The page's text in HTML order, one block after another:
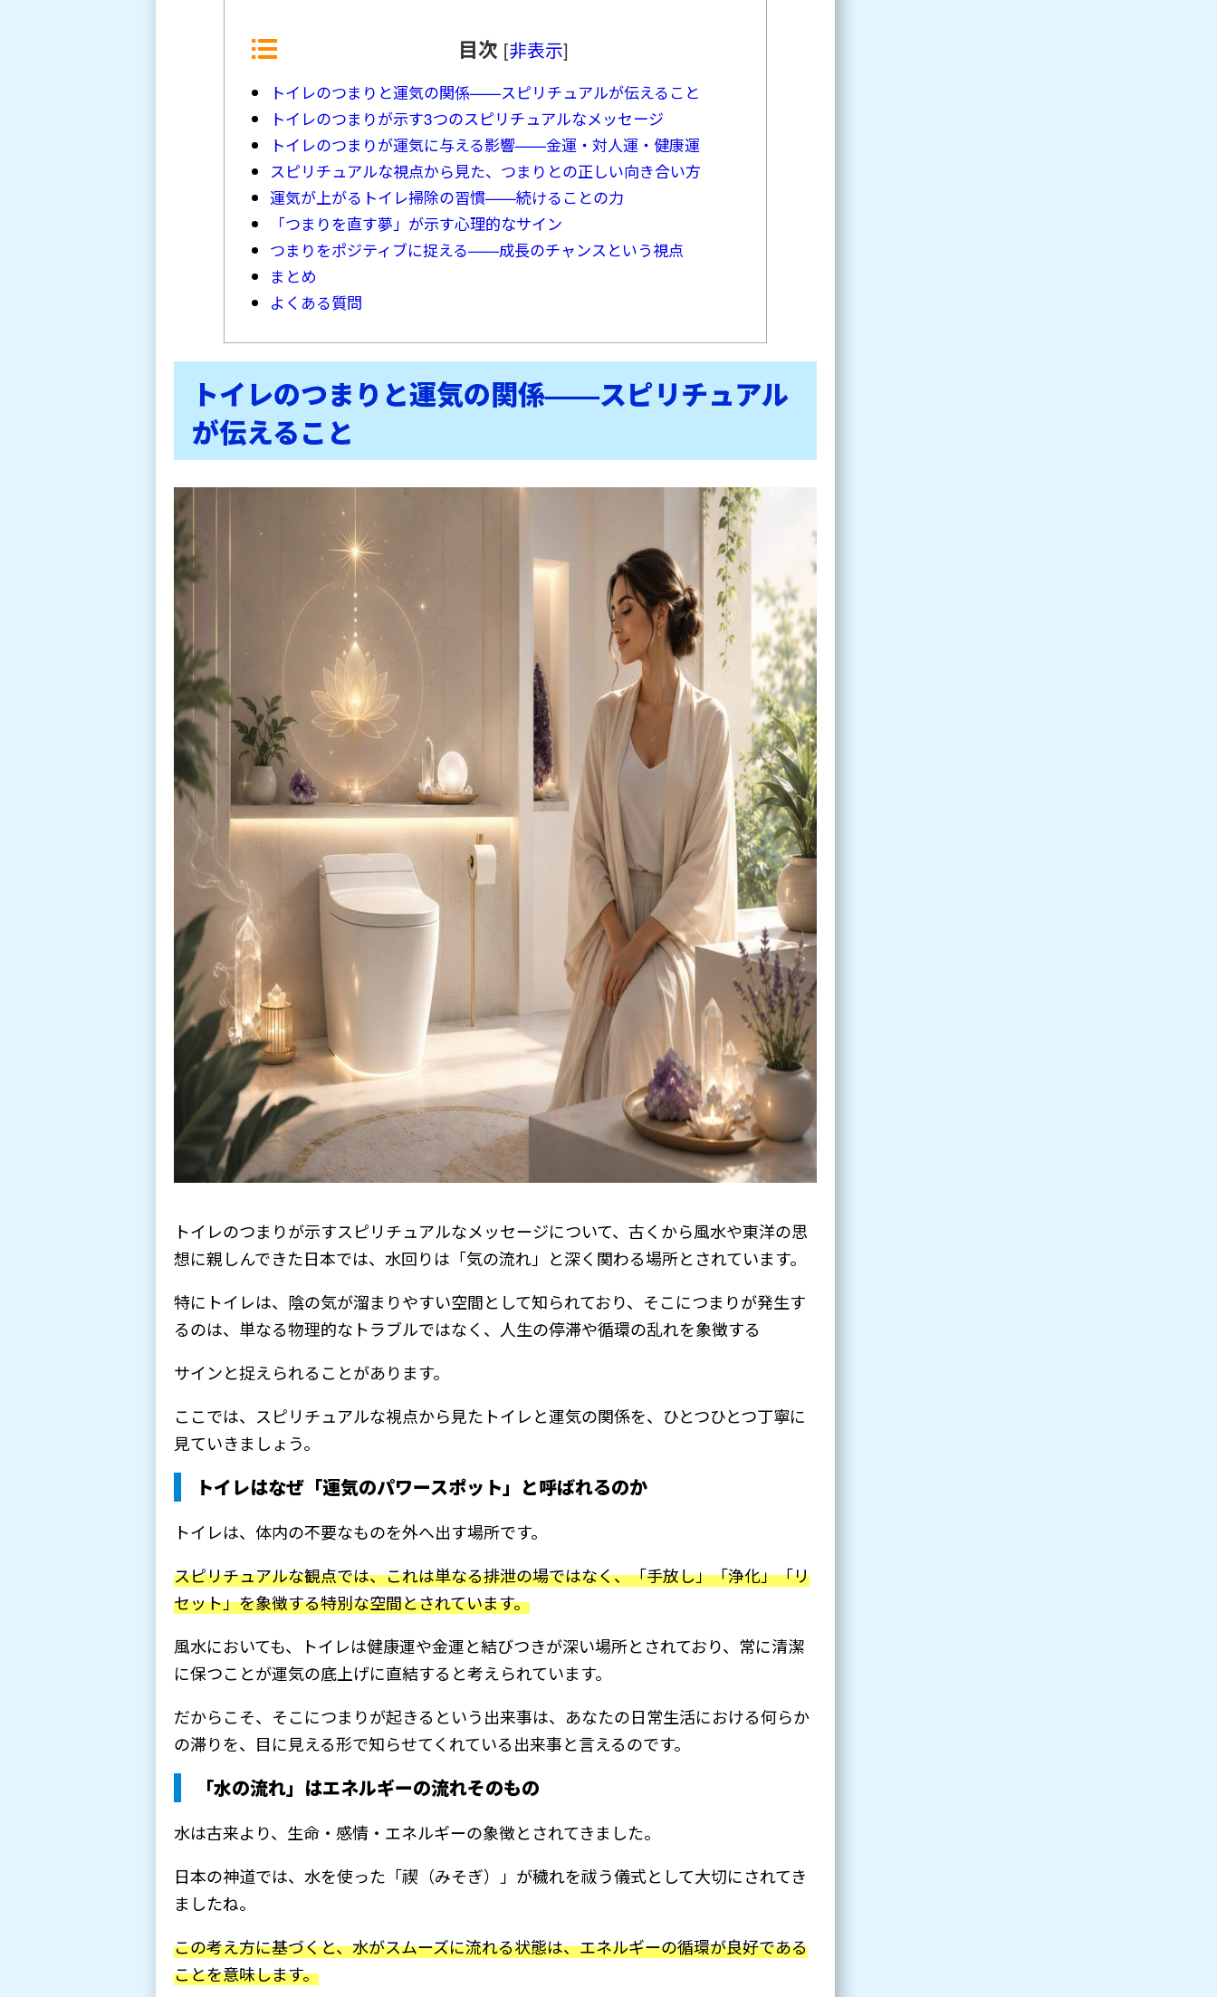
目次 [非表示]
トイレのつまりと運気の関係——スピリチュアルが伝えること
トイレのつまりが示す3つのスピリチュアルなメッセージ
トイレのつまりが運気に与える影響——金運・対人運・健康運
スピリチュアルな視点から見た、つまりとの正しい向き合い方
運気が上がるトイレ掃除の習慣——続けることの力
「つまりを直す夢」が示す心理的なサイン
つまりをポジティブに捉える——成長のチャンスという視点
まとめ
よくある質問
トイレのつまりと運気の関係——スピリチュアル
が伝えること
トイレのつまりが示すスピリチュアルなメッセージについて、古くから風水や東洋の思
想に親しんできた日本では、水回りは「気の流れ」と深く関わる場所とされています。
特にトイレは、陰の気が溜まりやすい空間として知られており、そこにつまりが発生す
るのは、単なる物理的なトラブルではなく、人生の停滞や循環の乱れを象徴する
サインと捉えられることがあります。
ここでは、スピリチュアルな視点から見たトイレと運気の関係を、ひとつひとつ丁寧に
見ていきましょう。
トイレはなぜ「運気のパワースポット」と呼ばれるのか
トイレは、体内の不要なものを外へ出す場所です。
スピリチュアルな観点では、これは単なる排泄の場ではなく、「手放し」「浄化」「リ
セット」を象徴する特別な空間とされています。
風水においても、トイレは健康運や金運と結びつきが深い場所とされており、常に清潔
に保つことが運気の底上げに直結すると考えられています。
だからこそ、そこにつまりが起きるという出来事は、あなたの日常生活における何らか
の滞りを、目に見える形で知らせてくれている出来事と言えるのです。
「水の流れ」はエネルギーの流れそのもの
水は古来より、生命・感情・エネルギーの象徴とされてきました。
日本の神道では、水を使った「禊（みそぎ）」が穢れを祓う儀式として大切にされてき
ましたね。
この考え方に基づくと、水がスムーズに流れる状態は、エネルギーの循環が良好である
ことを意味します。